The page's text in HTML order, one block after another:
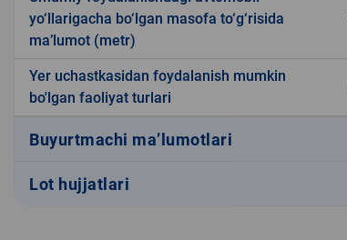
yo‘llarigacha bo‘lgan masofa to‘g‘risida
ma’lumot (metr)
Yer uchastkasidan foydalanish mumkin
bo'lgan faoliyat turlari
Buyurtmachi ma’lumotlari
Lot hujjatlari